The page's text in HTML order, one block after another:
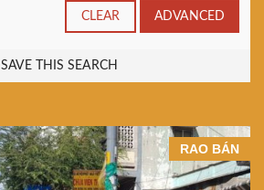
CLEAR ADVANCED
SAVE THIS SEARCH
RAO BÁN